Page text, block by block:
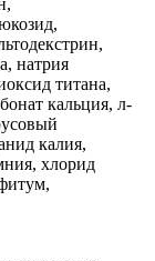
натрия
титана,
кальция, л-
калия,
хлорид